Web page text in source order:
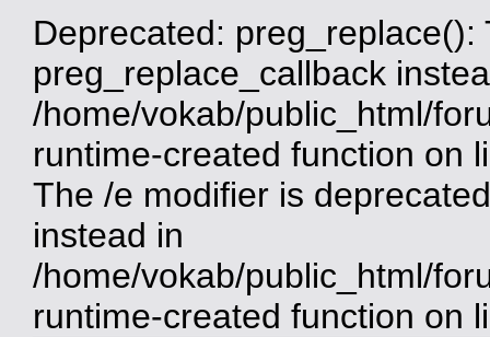
Deprecated:
preg_replace_callback
/home/vokab/public_html/
runtime-created function on
The /e modifier is
instead in
/home/vokab/public_html/
runtime-created function on